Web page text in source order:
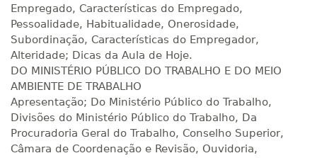
300 H 38dias 120dias
R$ 1.487,06
Matricular
320 H 40dias 120
Matricular
340 H 43dias 120dias
R$ 1.685,33
Empregado, Características do Empregado,
Pessoalidade, Habitualidade, Onerosidade,
Subordinação, Características do Empregador,
Alteridade; Dicas da Aula de Hoje.
DO MINISTÉRIO PÚBLICO DO TRABALHO E DO MEIO
AMBIENTE DE TRABALHO
Apresentação; Do Ministério Público do Trabalho,
Divisões do Ministério Público do Trabalho, Da
Procuradoria Geral do Trabalho, Conselho Superior,
Câmara de Coordenação e Revisão, Ouvidoria,